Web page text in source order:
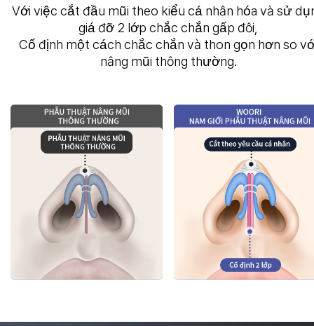
Với việc cắt đầu mũi theo kiểu cá nhân hóa và sử
giá đỡ 2 lớp chắc chắn gấp đôi,
Cố định một cách chắc chắn và thon gọn hơn so
nâng mũi thông thường.